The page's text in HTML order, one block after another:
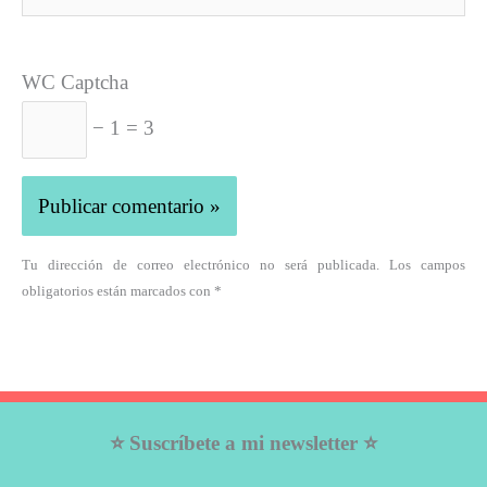
WC Captcha
− 1 = 3
Tu dirección de correo electrónico no será publicada. Los campos
obligatorios están marcados con *
⭐ Suscríbete a mi newsletter ⭐